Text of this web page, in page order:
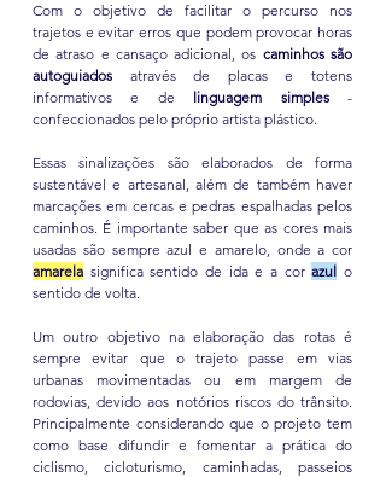
Com o objetivo de facilitar o percurso nos
trajetos eevitar erros que podem provocar horas
de atraso e cansaço adicional, os caminhos são
autoguiados através de placas e totens
informativos e de linguagem simples-
confeccionados pelo próprio artista plástico.
Essas sinalizações são elaborados de forma
sustentável e artesanal, além de também haver
marcações em cercas e pedras espalhadas pelos
caminhos. É importante saber que as cores mais
usadas são sempre azul e amarelo, onde a cor
amarela significa sentido de ida e a corazul o
sentido de volta.
Um outro objetivo na elaboração das rotas é
sempre evitar que o trajeto passe em vias
urbanas movimentadas ou em margem de
rodovias, devido aos notórios riscos do trânsito.
Principalmente considerando que o projeto tem
como base difundir e fomentar a prática do
ciclismo, cicloturismo, caminhadas, passeios